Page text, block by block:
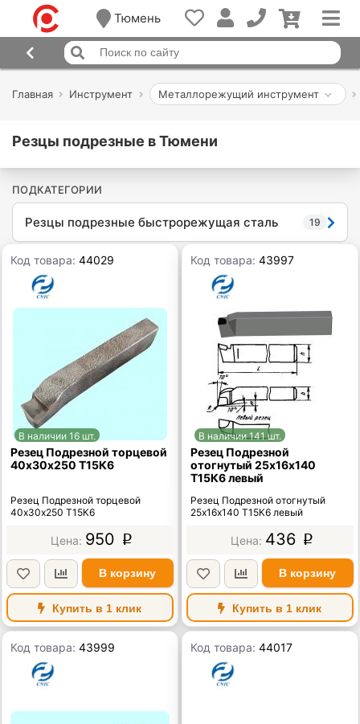
Тюмень
Главная Инструмент Металлорежущий инструмент
Резцы подрезные в Тюмени
ПОДКАТЕГОРИИ
Резцы подрезные быстрорежущая сталь 19
Код товара:44029
В наличии 16 шт.
Резец Подрезной торцевой
40х30х250 Т15К6
Резец Подрезной торцевой
40х30х250 Т15К6
950 p
В корзину
Купить в 1 клик
Код товара:43997
В наличии 141 шт.
Резец Подрезной
отогнутый 25х16х140
Т15К6 левый
Резец Подрезной отогнутый
25х16х140 Т15К6 левый
436 p
В корзину
Купить в 1 клик
Код товара:43999 Код товара:44017